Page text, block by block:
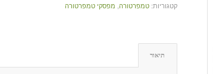
קטגוריות:טמפרטורה, מפסקי טמפרטורה
תיאור